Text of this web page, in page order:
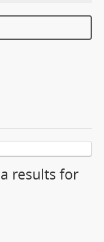
results for